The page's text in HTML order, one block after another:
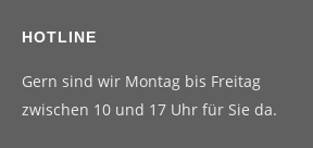
HOTLINE
Gern sind wir Montag bis Freitag
zwischen 10 und 17 Uhr für Sie da.